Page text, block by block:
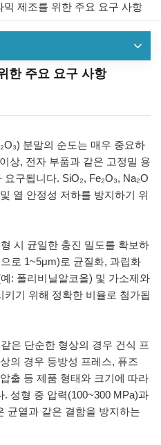
믹 제조를 위한 주요 요구 사항
한 주요 요구 사항
분말의 순도는 매우 중요하
상, 전자 부품과 같은 고정밀 용
구됩니다. SiO₂, Fe₂O₃, Na₂O
열 안정성 저하를 방지하기 위
시 균일한 충진 밀도를 확보하
로 1~5μm)로 균질화, 과립화
: 폴리비닐알코올) 및 가소제와
기 위해 정확한 비율로 첨가됩
은 단순한 형상의 경우 건식 프
의 경우 등방성 프레스, 퓨즈
출 등 제품 형태와 크기에 따라
성형 중 압력(100~300 MPa)과
균열과 같은 결함을 방지하는